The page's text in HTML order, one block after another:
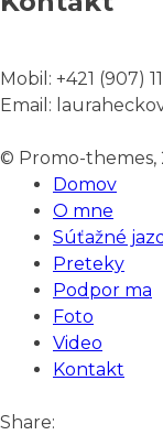
Mobil: +421 (907)
Email:
© Promo-themes,
Domov
O mne
Súťažné
Preteky
Podpor ma
Foto
Video
Kontakt
Share: